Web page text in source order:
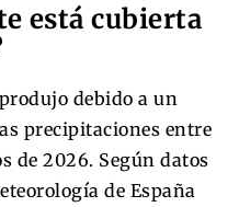
está cubierta
debido a un
precipitaciones entre
de 2026. Según datos
de España